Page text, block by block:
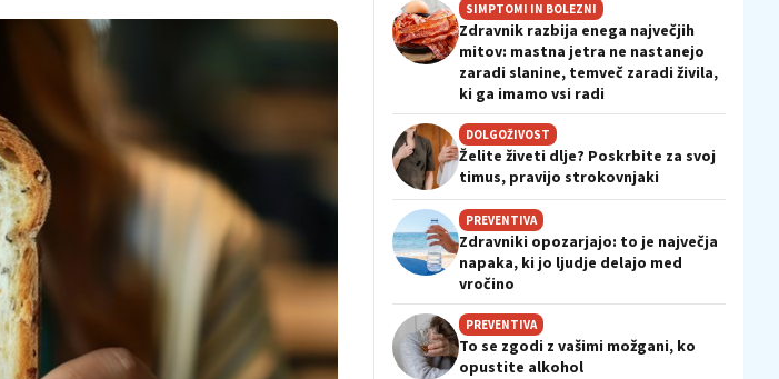
SIMPTOMI IN BOLEZNI
Zdravnik razbija enega največjih
mitov: mastna jetra ne nastanejo
zaradi slanine, temveč zaradi živila,
ki ga imamo vsi radi
DOLGOŽIVOST
Želite živeti dlje? Poskrbite za svoj
timus, pravijo strokovnjaki
PREVENTIVA
Zdravniki opozarjajo: to je največja
napaka, ki jo ljudje delajo med
vročino
PREVENTIVA
To se zgodi z vašimi možgani, ko
opustite alkohol